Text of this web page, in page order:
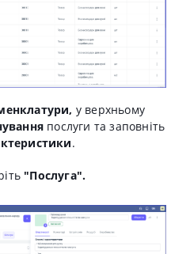
у верхньому
послуги та заповніть
.
"Послуга".